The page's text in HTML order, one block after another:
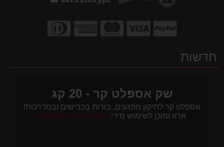
חדשות
שק אספלט קר - 20 קג
אספלט קר לתיקון מפגעים, בורות בכבישים ובמדרכות!
ארוז ומוכן לשימוש מידי. למידע נוסף לחצו כאן